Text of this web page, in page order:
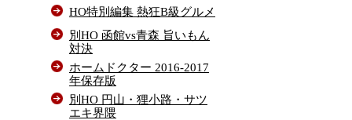
HO特別編集 熱狂B級グルメ
別HO 函館vs青森 旨いもん
対決
ホームドクター 2016-2017
年保存版
別HO 円山・狸小路・サツ
エキ界隈